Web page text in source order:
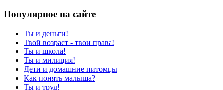
Популярное на сайте
Ты и деньги!
Твой возраст - твои права!
Ты и школа!
Ты и милиция!
Дети и домашние питомцы
Как понять малыша?
Ты и труд!